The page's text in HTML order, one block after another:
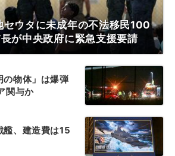
セウタに未成年の不法移民100
が中央政府に緊急支援要請
の物体」は爆弾
関与か
艦、建造費は15